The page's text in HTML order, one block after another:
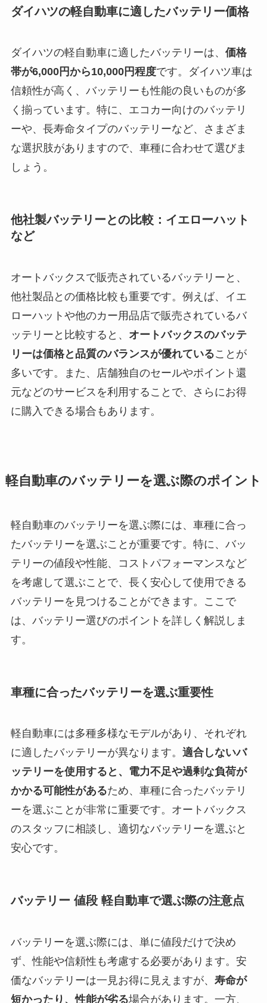
ダイハツの軽自動車に適したバッテリー価格
ダイハツの軽自動車に適したバッテリーは、 価格
帯が6,000円から10,000円程度です。ダイハツ車は
信頼性が高く、バッテリーも性能の良いものが多
く揃っています。特に、エコカー向けのバッテリ
ーや、長寿命タイプのバッテリーなど、さまざま
な選択肢がありますので、車種に合わせて選びま
しょう。
他社製バッテリーとの比較：イエローハット
など
オートバックスで販売されているバッテリーと、
他社製品との価格比較も重要です。例えば、イエ
ローハットや他のカー用品店で販売されているバ
ッテリーと比較すると、 オートバックスのバッテ
リーは価格と品質のバランスが優れていることが
多いです。また、店舗独自のセールやポイント還
元などのサービスを利用することで、さらにお得
に購入できる場合もあります。
軽自動車のバッテリーを選ぶ際のポイント
軽自動車のバッテリーを選ぶ際には、車種に合っ
たバッテリーを選ぶことが重要です。特に、バッ
テリーの値段や性能、コストパフォーマンスなど
を考慮して選ぶことで、長く安心して使用できる
バッテリーを見つけることができます。ここで
は、バッテリー選びのポイントを詳しく解説しま
す。
車種に合ったバッテリーを選ぶ重要性
軽自動車には多種多様なモデルがあり、それぞれ
に適したバッテリーが異なります。 適合しないバ
ッテリーを使用すると、電力不足や過剰な負荷が
かかる可能性があるため、車種に合ったバッテリ
ーを選ぶことが非常に重要です。オートバックス
のスタッフに相談し、適切なバッテリーを選ぶと
安心です。
バッテリー 値段 軽自動車で選ぶ際の注意点
バッテリーを選ぶ際には、単に値段だけで決め
ず、性能や信頼性も考慮する必要があります。安
価なバッテリーは一見お得に見えますが、 寿命が
短かったり、性能が劣る場合があります。一方、